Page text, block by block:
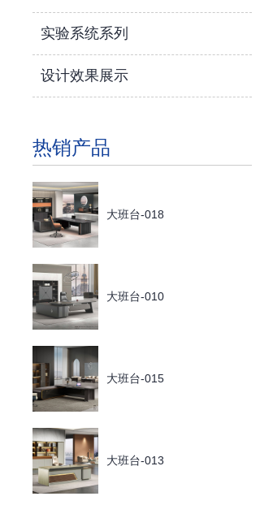
实验系统系列
设计效果展示
热销产品
大班台-018
大班台-010
大班台-015
大班台-013